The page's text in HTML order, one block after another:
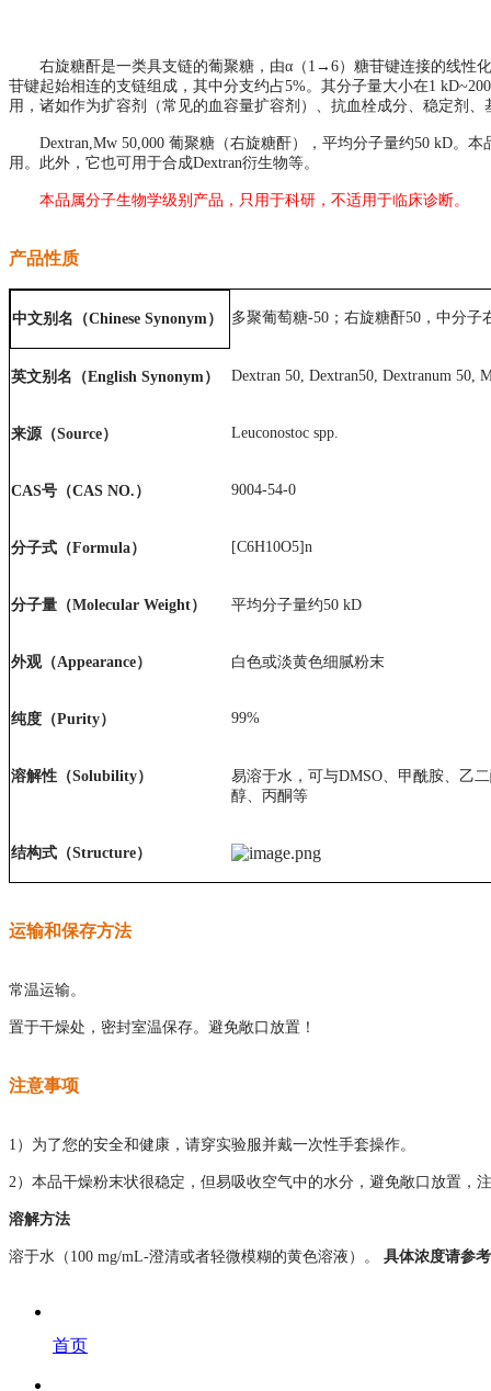
右旋糖酐是一类具支链的葡聚糖，由α（1→6）糖苷键连接的线性
苷键起始相连的支链组成，其中分支约占5%。其分子量大小在1
用，诸如作为扩容剂（常见的血容量扩容剂）、抗血栓成分、稳定剂、
Dextran,Mw 50,000 葡聚糖（右旋糖酐），平均分子量约50 kD。
用。此外，它也可用于合成Dextran衍生物等。
本品属分子生物学级别产品，只用于科研，不适用于临床诊断。
产品性质
中文别名（Chinese Synonym） 多聚葡萄糖-50； 右旋糖酐50，中分子
英文别名（English Synonym） Dextran 50, Dextran50, Dextranum 50,
来源（Source） Leuconostoc spp.
CAS号（CAS NO.） 9004-54-0
分子式（Formula） [C6H10O5]n
分子量（Molecular Weight） 平均分子量约50 kD
外观（Appearance） 白色或淡黄色细腻粉末
纯度（Purity） 99%
溶解性（Solubility）
易溶于水，可与DMSO、甲酰胺、乙
醇、丙酮等
结构式（Structure）
运输和保存方法
常温运输。
置于干燥处，密封室温保存。避免敞口放置！
注意事项
1）为了您的安全和健康，请穿实验服并戴一次性手套操作。
2）本品干燥粉末状很稳定，但易吸收空气中的水分，避免敞口放置，
溶解方法
溶于水（100 mg/mL-澄清或者轻微模糊的黄色溶液）。 具体浓度请参
首页